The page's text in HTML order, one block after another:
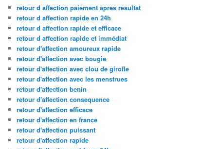
retour d affection paiement apres resultat
retour d affection rapide en 24h
retour d affection rapide et efficace
retour d affection rapide et immédiat
retour d'affection amoureux rapide
retour d'affection avec bougie
retour d'affection avec clou de girofle
retour d'affection avec les menstrues
retour d'affection benin
retour d'affection consequence
retour d'affection efficace
retour d'affection en france
retour d'affection puissant
retour d'affection rapide